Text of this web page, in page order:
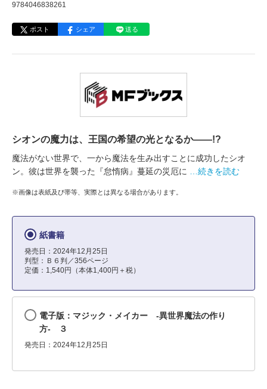
9784046838261
ポスト シェア 送る
シオンの魔力は、王国の希望の光となるか――!?
魔法がない世界で、一から魔法を生み出すことに成功したシオ
ン。彼は世界を襲った『怠惰病』蔓延の災厄に
…続きを読む
※画像は表紙及び帯等、実際とは異なる場合があります。
紙書籍
発売日：2024年12月25日
判型：Ｂ６判／356ページ
定価：1,540円（本体1,400円＋税）
電子版：マジック・メイカー ‐異世界魔法の作り
方‐ ３
発売日：2024年12月25日